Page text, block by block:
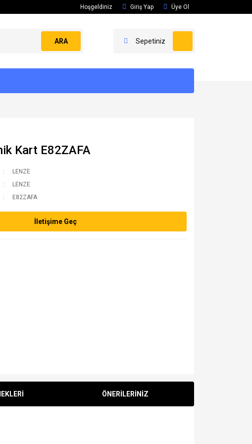
Hoşgeldiniz Giriş Yap Üye Ol
ARA Sepetiniz
Kart E82ZAFA
LENZE
LENZE
E82ZAFA
İletişime Geç
ÖNERİLERİNİZ